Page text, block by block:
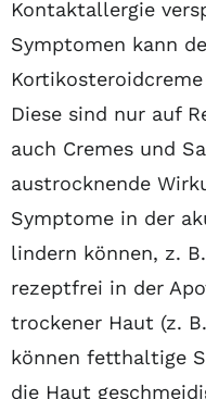
Kontaktallergie
Symptomen kann
Diese sind nur auf
auch Cremes und
austrocknende
Symptome in der
lindern können, z.
rezeptfrei in der
trockener Haut (z.
können fetthaltige
die Haut